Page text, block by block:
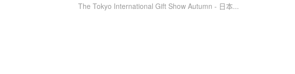
The Tokyo International Gift Show Autumn - 日本...